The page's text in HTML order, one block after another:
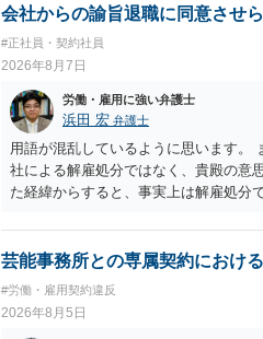
は、同機構の＜未払賃金立替払相談
でしょう。
会社からの諭旨退職に同意させ
#正社員・契約社員
2026年8月7日
労働・雇用に強い弁護士
浜田 宏 弁護士
用語が混乱しているように思います。
社による解雇処分ではなく、貴殿の
た経緯からすると、事実上は解雇処
結局、貴殿のネット炎上の内容や原
し上げることができません。また、
芸能事務所との専属契約におけ
#労働・雇用契約違反
2026年8月5日